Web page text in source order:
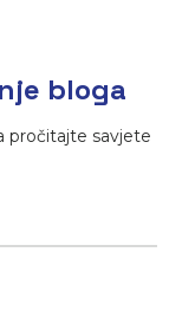
bloga
pročitajte savjete